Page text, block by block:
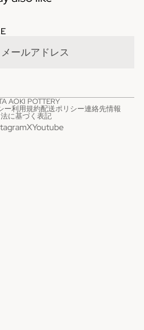
AOKI POTTERY
ー利用規約配送ポリシー連絡先情報
に基づく表記
XYoutube